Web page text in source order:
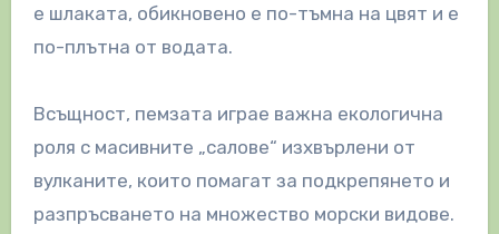
е шлаката, обикновено е по-тъмна на цвят и е
по-плътна от водата.
Всъщност, пемзата играе важна екологична
роля с масивните „салове“ изхвърлени от
вулканите, които помагат за подкрепянето и
разпръсването на множество морски видове.